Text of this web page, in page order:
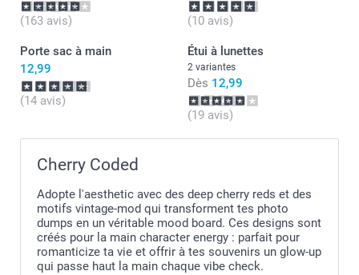
(163 avis) (10 avis)
Porte sac à main
12,99
(14 avis)
Étui à lunettes
2 variantes
Dès 12,99
(19 avis)
Cherry Coded
Adopte l'aesthetic avec des deep cherry reds et des
motifs vintage-mod qui transforment tes photo
dumps en un véritable mood board. Ces designs sont
créés pour la main character energy : parfait pour
romanticize ta vie et offrir à tes souvenirs un glow-up
qui passe haut la main chaque vibe check.